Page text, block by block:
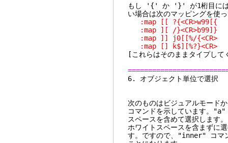
もし '{' か '}' が1桁目には
い場合は次のマッピングを使
:map [[ ?{<CR>w99[{
:map ][ /}<CR>b99]}
:map ]] j0[[%/{<CR>
:map [] k$][%?}<CR>
[これらはそのままタイプし
6. オブジェク
次のものはビジュアルモード
コマンドを示しています。
スペースを含めて選択しま
ホワイトスペースを含まずに
す。ですので、"inner" コマ